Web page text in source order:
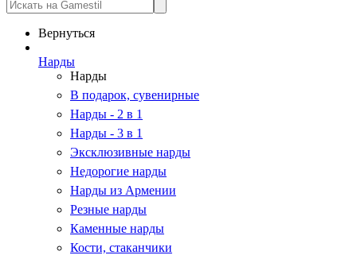
Вернуться
Нарды
Нарды
В подарок, сувенирные
Нарды - 2 в 1
Нарды - 3 в 1
Эксклюзивные нарды
Недорогие нарды
Нарды из Армении
Резные нарды
Каменные нарды
Кости, стаканчики